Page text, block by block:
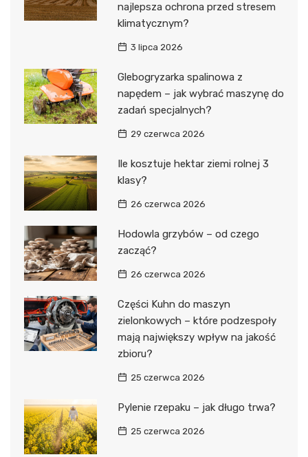
najlepsza ochrona przed stresem
klimatycznym?
3 lipca 2026
Glebogryzarka spalinowa z
napędem – jak wybrać maszynę do
zadań specjalnych?
29 czerwca 2026
Ile kosztuje hektar ziemi rolnej 3
klasy?
26 czerwca 2026
Hodowla grzybów – od czego
zacząć?
26 czerwca 2026
Części Kuhn do maszyn
zielonkowych – które podzespoły
mają największy wpływ na jakość
zbioru?
25 czerwca 2026
Pylenie rzepaku – jak długo trwa?
25 czerwca 2026